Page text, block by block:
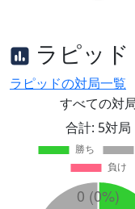
ラピッド
ラピッドの対局一覧
すべての対
合計: 5対局